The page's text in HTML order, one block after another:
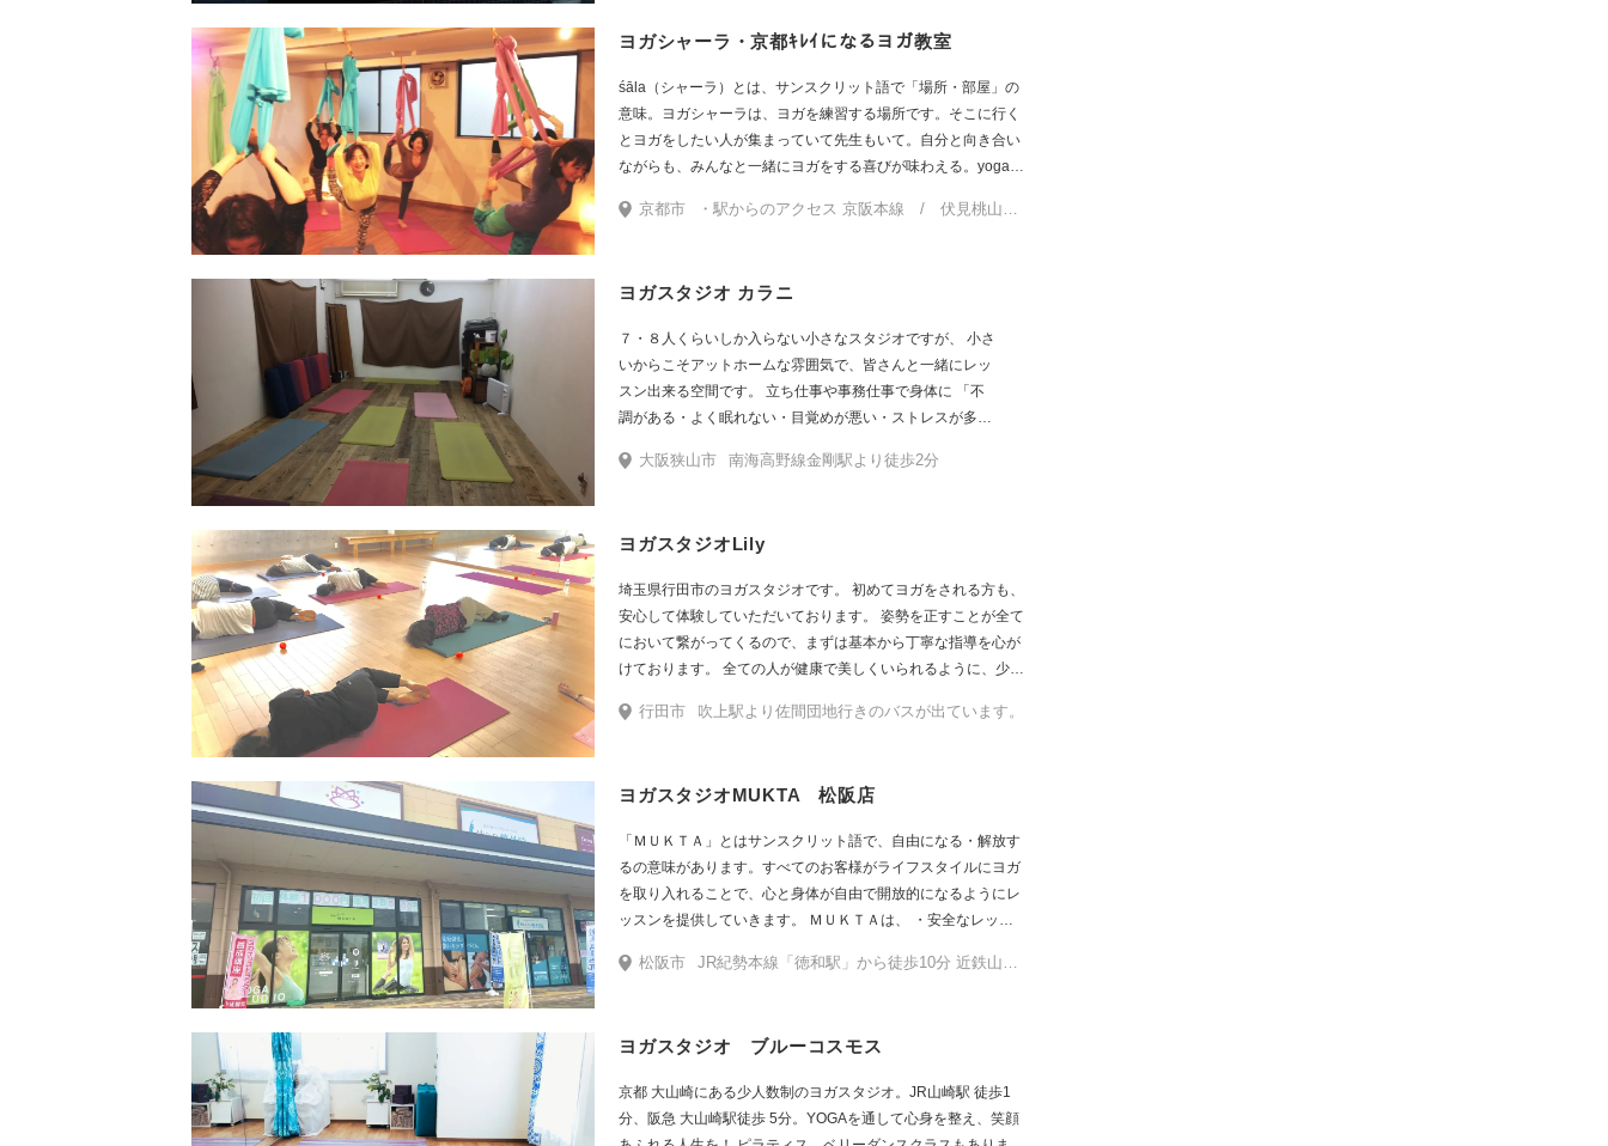
心がほっこり温まり、いつも、みんなの笑顔がいっぱいで
供、仲間、大切な人たちの幸せのために、自分を整えて、
笑顔を周りに広げていきましょう。
ヨガシャーラ・京都ｷﾚｲになるヨガ教室
śāla（シャーラ）とは、サンスクリット語で「場所・部屋」の
意味。ヨガシャーラは、ヨガを練習する場所です。そこに行く
とヨガをしたい人が集まっていて先生もいて。自分と向き合い
ながらも、みんなと一緒にヨガをする喜びが味わえる。yoga
い！ﾖｶﾞｼｬｰﾗの特長：低価格・駅近・当日直前の参加ご予約や
京都市 ・駅からのアクセス 京阪本線 / 伏見桃山駅 徒歩5分 近鉄京都線 / 桃山御陵前駅 徒歩4分 JR奈良線 / 桃山駅 徒歩4分 国道24号線「御香宮前」交差点 南東角のビルです。 （1階は萬幹堂食堂と美容院です。階段を上って3階へ） ・自転車、バイクでお越しのお客様へ ヨガシャーラのビル前は駐輪禁止です。お隣のﾋﾞﾙ「ｱﾒﾆﾃｨ桃山」の駐輪場に停めて下さい。 ・お車でお越しのお客様へ 近隣にコインパーキングが多数ございます。 御香宮さんのパーキングが一番お安く最初の20分が無料。
ヨガスタジオ カラニ
７・８人くらいしか入らない小さなスタジオですが、 小さ
いからこそアットホームな雰囲気で、皆さんと一緒にレッ
スン出来る空間です。 立ち仕事や事務仕事で身体に 「不
調がある・よく眠れない・目覚めが悪い・ストレスが多
KALANIではそんな悩みをサポートさせて頂きます。 自分
切にしたくなりますよ〜(ᵔᴥᵔ)
大阪狭山市 南海高野線金剛駅より徒歩2分
ヨガスタジオLily
埼玉県行田市のヨガスタジオです。 初めてヨガをされる方も、
安心して体験していただいております。 姿勢を正すことが全て
において繋がってくるので、まずは基本から丁寧な指導を心が
けております。 全ての人が健康で美しくいられるように、少し
行田市 吹上駅より佐間団地行きのバスが出ています。
ヨガスタジオMUKTA 松阪店
「ＭＵＫＴＡ」とはサンスクリット語で、自由になる・解放す
るの意味があります。すべてのお客様がライフスタイルにヨガ
を取り入れることで、心と身体が自由で開放的になるようにレ
ッスンを提供していきます。 ＭＵＫＴＡは、 ・安全なレッス
けております。 すべてのお客様がヨガを生活の一部（ライフス
松阪市 JR紀勢本線「徳和駅」から徒歩10分 近鉄山田線「東松阪駅」から徒歩20分
ヨガスタジオ ブルーコスモス
京都 大山崎にある少人数制のヨガスタジオ。JR山崎駅 徒歩1
分、阪急 大山崎駅徒歩 5分。YOGAを通して心身を整え、笑顔